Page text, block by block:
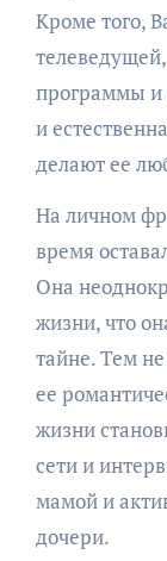
Кроме того,
программы и
и
делают ее
На личном
время
Она
жизни, что
тайне. Тем
ее
жизни
сети и
мамой и
дочери.